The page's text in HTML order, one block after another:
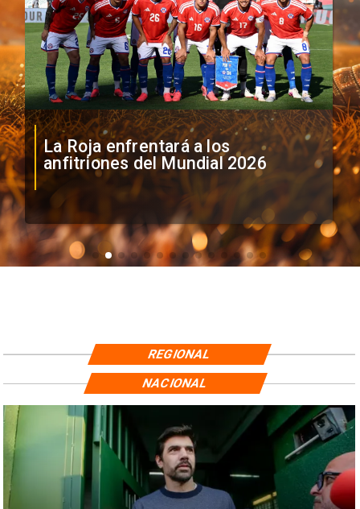
La Roja enfrentará a los
anfitriones del Mundial 2026
REGIONAL
NACIONAL